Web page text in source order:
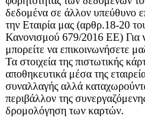
δεδομένα σε άλλον υπεύθυνο
την Εταιρία μας (αρθρ.18-20
Κανονισμού 679/2016 ΕΕ) Για
μπορείτε να επικοινωνήσετε
Τα στοιχεία της πιστωτικής
αποθηκευτικά μέσα της
συναλλαγής αλλά
περιβάλλον της
δρομολόγηση των καρτών.